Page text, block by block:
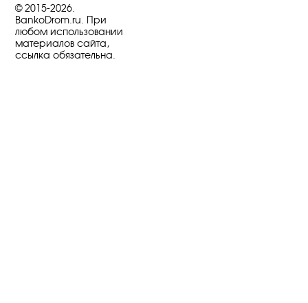
© 2015-2026.
BankoDrom.ru. При
любом использовании
материалов сайта,
ссылка обязательна.